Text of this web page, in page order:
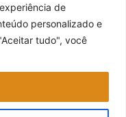
de
personalizado e
tudo", você
- Jardim
78070-240